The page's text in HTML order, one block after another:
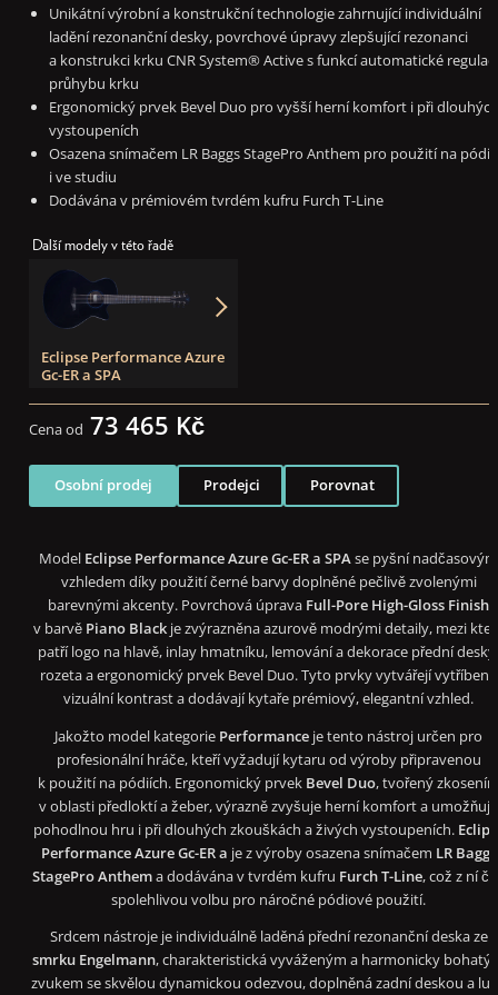
Unikátní výrobní a konstrukční technologie zahrnující individuální
ladění rezonanční desky, povrchové úpravy zlepšující rezonanci
a konstrukci krku CNR System® Active s funkcí automatické
průhybu krku
Ergonomický prvek Bevel Duo pro vyšší herní komfort i při dlouhých
vystoupeních
Osazena snímačem LR Baggs StagePro Anthem pro použití na pódiu
i ve studiu
Dodávána v prémiovém tvrdém kufru Furch T-Line
Další modely v této řadě
Eclipse Performance Azure
Gc-ER a SPA
Cena od 73 465 Kč
Osobní prodej Prodejci Porovnat
Model Eclipse Performance Azure Gc-ER a SPAse pyšní nadčasovým
vzhledem díky použití černé barvy doplněné pečlivě zvolenými
barevnými akcenty. Povrchová úprava Full-Pore High-Gloss Finish
v barvě Piano Blackje zvýrazněna azurově modrými detaily, mezi
patří logo na hlavě, inlay hmatníku, lemování a dekorace přední
rozeta a ergonomický prvek Bevel Duo. Tyto prvky vytvářejí vytříbený
vizuální kontrast a dodávají kytaře prémiový, elegantní vzhled.
Jakožto model kategorie Performance je tento nástroj určen pro
profesionální hráče, kteří vyžadují kytaru od výroby připravenou
k použití na pódiích. Ergonomický prvek Bevel Duo, tvořený
v oblasti předloktí a žeber, výrazně zvyšuje herní komfort a umožňuje
pohodlnou hru i při dlouhých zkouškách a živých vystoupeních.
Performance Azure Gc-ER a je z výroby osazena snímačem LR Baggs
StagePro Anthema dodávána v tvrdém kufru Furch T-Line, což z ní
spolehlivou volbu pro náročné pódiové použití.
Srdcem nástroje je individuálně laděná přední rezonanční deska ze
smrku Engelmann, charakteristická vyváženým a harmonicky
zvukem se skvělou dynamickou odezvou, doplněná zadní deskou a